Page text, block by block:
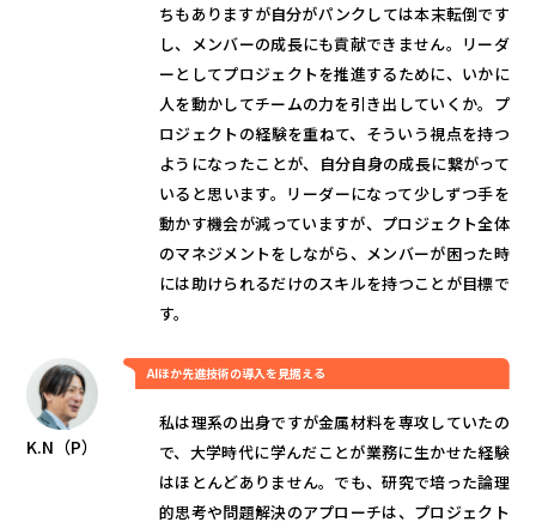
ちもありますが自分がパンクしては本末転倒です
し、メンバーの成長にも貢献できません。リーダ
ーとしてプロジェクトを推進するために、いかに
人を動かしてチームの力を引き出していくか。プ
ロジェクトの経験を重ねて、そういう視点を持つ
ようになったことが、自分自身の成長に繋がって
いると思います。リーダーになって少しずつ手を
動かす機会が減っていますが、プロジェクト全体
のマネジメントをしながら、メンバーが困った時
には助けられるだけのスキルを持つことが目標で
す。
K.N（P）
AIほか先進技術の導入を見据える
私は理系の出身ですが金属材料を専攻していたの
で、大学時代に学んだことが業務に生かせた経験
はほとんどありません。でも、研究で培った論理
的思考や問題解決のアプローチは、プロジェクト